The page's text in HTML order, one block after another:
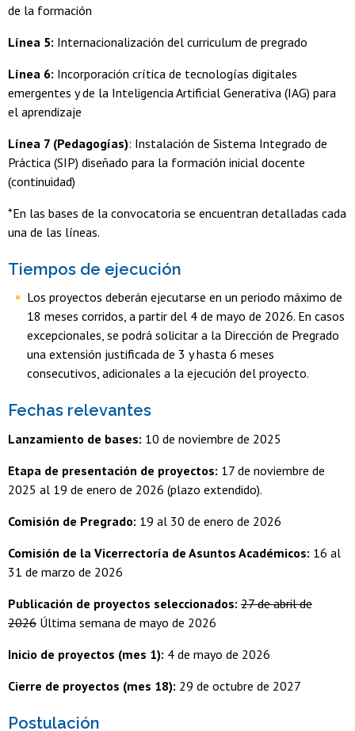
de la formación
Línea 5: Internacionalización del curriculum de pregrado
Línea 6: Incorporación crítica de tecnologías digitales
emergentes y de la Inteligencia Artificial Generativa (IAG) para
el aprendizaje
Línea 7 (Pedagogías): Instalación de Sistema Integrado de
Práctica (SIP) diseñado para la formación inicial docente
(continuidad)
*En las bases de la convocatoria se encuentran detalladas cada
una de las líneas.
Tiempos de ejecución
Los proyectos deberán ejecutarse en un periodo máximo de
18 meses corridos, a partir del 4 de mayo de 2026. En casos
excepcionales, se podrá solicitar a la Dirección de Pregrado
una extensión justificada de 3 y hasta 6 meses
consecutivos, adicionales a la ejecución del proyecto.
Fechas relevantes
Lanzamiento de bases: 10 de noviembre de 2025
Etapa de presentación de proyectos: 17 de noviembre de
2025 al 19 de enero de 2026 (plazo extendido).
Comisión de Pregrado: 19 al 30 de enero de 2026
Comisión de la Vicerrectoría de Asuntos Académicos: 16 al
31 de marzo de 2026
Publicación de proyectos seleccionados: 27 de abril de
2026 Última semana de mayo de 2026
Inicio de proyectos (mes 1): 4 de mayo de 2026
Cierre de proyectos (mes 18): 29 de octubre de 2027
Postulación